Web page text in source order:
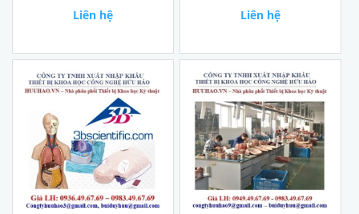
HÃNG SUZHOU
Liên hệ
HÃNG HONGLIAN
Liên hệ